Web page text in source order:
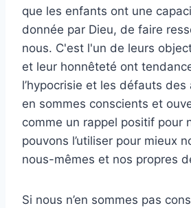
que les enfants ont une
donnée par Dieu, de faire
nous. C'est l'un de leurs
et leur honnêteté ont
l’hypocrisie et les défauts
en sommes conscients et
comme un rappel positif pour
pouvons l’utiliser pour mieux
nous-mêmes et nos propres
Si nous n’en sommes pas